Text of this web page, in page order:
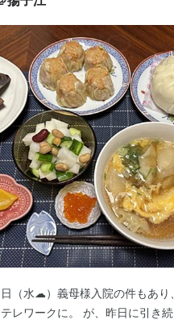
日（水☁）義母様入院の件もあり
レワークに。 が、昨日に引き